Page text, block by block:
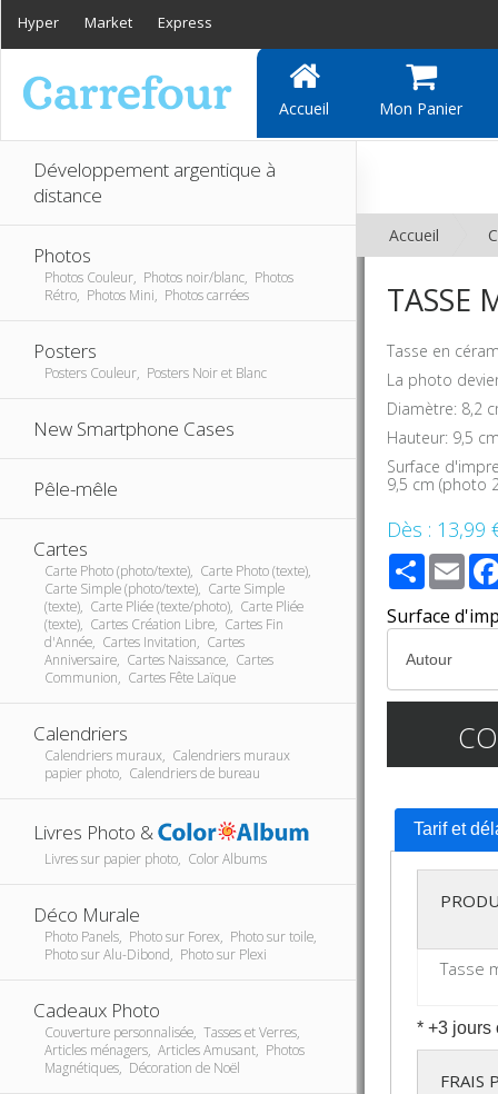
Hyper Market Express
Accueil Mon Panier
Développement argentique à
distance
Photos
Photos Couleur, Photos noir/blanc, Photos
Rétro, Photos Mini, Photos carrées
Posters
Posters Couleur, Posters Noir et Blanc
New Smartphone Cases
Pêle-mêle
Cartes
Carte Photo (photo/texte), Carte Photo (texte),
Carte Simple (photo/texte), Carte Simple
(texte), Carte Pliée (texte/photo), Carte Pliée
(texte), Cartes Création Libre, Cartes Fin
d'Année, Cartes Invitation, Cartes
Anniversaire, Cartes Naissance, Cartes
Communion, Cartes Fête Laïque
Calendriers
Calendriers muraux, Calendriers muraux
papier photo, Calendriers de bureau
Livres Photo &
Livres sur papier photo, Color Albums
Déco Murale
Photo Panels, Photo sur Forex, Photo sur toile,
Photo sur Alu-Dibond, Photo sur Plexi
Cadeaux Photo
Couverture personnalisée, Tasses et Verres,
Articles ménagers, Articles Amusant, Photos
Magnétiques, Décoration de Noël
Accueil
TASSE
Tasse en
La photo
Diamètre: 8,2
Hauteur: 9,5
Surface
9,5 cm (photo
Dès : 13,99
Share
Surface
Tarif et
Tasse
* +3 jours
FRAIS